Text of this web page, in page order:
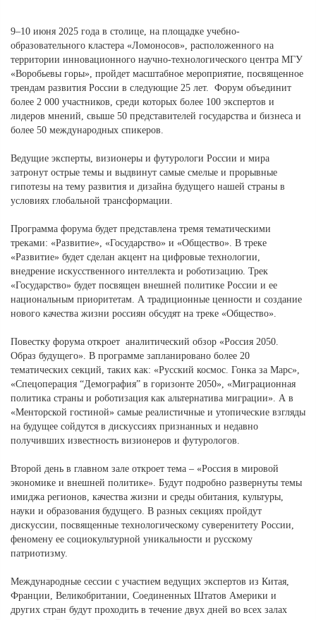
9–10 июня 2025 года в столице, на площадке учебно-
образовательного кластера «Ломоносов», расположенного на
территории инновационного научно-технологического центра МГУ
«Воробьевы горы», пройдет масштабное мероприятие, посвященное
трендам развития России в следующие 25 лет. Форум объединит
более 2 000 участников, среди которых более 100 экспертов и
лидеров мнений, свыше 50 представителей государства и бизнеса и
более 50 международных спикеров.
Ведущие эксперты, визионеры и футурологи России и мира
затронут острые темы и выдвинут самые смелые и прорывные
гипотезы на тему развития и дизайна будущего нашей страны в
условиях глобальной трансформации.
Программа форума будет представлена тремя тематическими
треками: «Развитие», «Государство» и «Общество». В треке
«Развитие» будет сделан акцент на цифровые технологии,
внедрение искусственного интеллекта и роботизацию. Трек
«Государство» будет посвящен внешней политике России и ее
национальным приоритетам. А традиционные ценности и создание
нового качества жизни россиян обсудят на треке «Общество».
Повестку форума откроет аналитический обзор «Россия 2050.
Образ будущего». В программе запланировано более 20
тематических секций, таких как: «Русский космос. Гонка за Марс»,
«Спецоперация “Демография” в горизонте 2050», «Миграционная
политика страны и роботизация как альтернатива миграции». А в
«Менторской гостиной» самые реалистичные и утопические взгляды
на будущее сойдутся в дискуссиях признанных и недавно
получивших известность визионеров и футурологов.
Второй день в главном зале откроет тема – «Россия в мировой
экономике и внешней политике». Будут подробно развернуты темы
имиджа регионов, качества жизни и среды обитания, культуры,
науки и образования будущего. В разных секциях пройдут
дискуссии, посвященные технологическому суверенитету России,
феномену ее социокультурной уникальности и русскому
патриотизму.
Международные сессии с участием ведущих экспертов из Китая,
Франции, Великобритании, Соединенных Штатов Америки и
других стран будут проходить в течение двух дней во всех залах